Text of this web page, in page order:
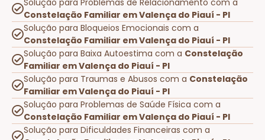
Solução para Problemas de Relacionamento com a
Constelação Familiar em Valença do Piauí - PI
Solução para Bloqueios Emocionais com a
Constelação Familiar em Valença do Piauí - PI
Solução para Baixa Autoestima com a Constelação
Familiar em Valença do Piauí - PI
Solução para Traumas e Abusos com a Constelação
Familiar em Valença do Piauí - PI
Solução para Problemas de Saúde Física com a
Constelação Familiar em Valença do Piauí - PI
Solução para Dificuldades Financeiras com a